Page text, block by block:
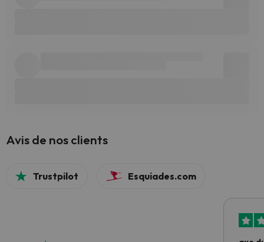
Avis de nos clients
Trustpilot Esquiades.com